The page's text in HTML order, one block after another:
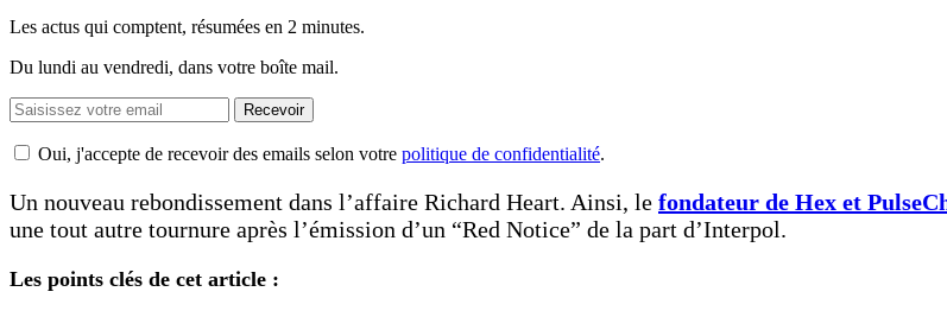
Les actus qui comptent, résumées en 2 minutes.
Du lundi au vendredi, dans votre boîte mail.
Recevoir
Oui, j'accepte de recevoir des emails selon votre politique de confidentialité.
Un nouveau rebondissement dans l’affaire Richard Heart. Ainsi, le fondateur de Hex et
une tout autre tournure après l’émission d’un “Red Notice” de la part d’Interpol.
Les points clés de cet article :